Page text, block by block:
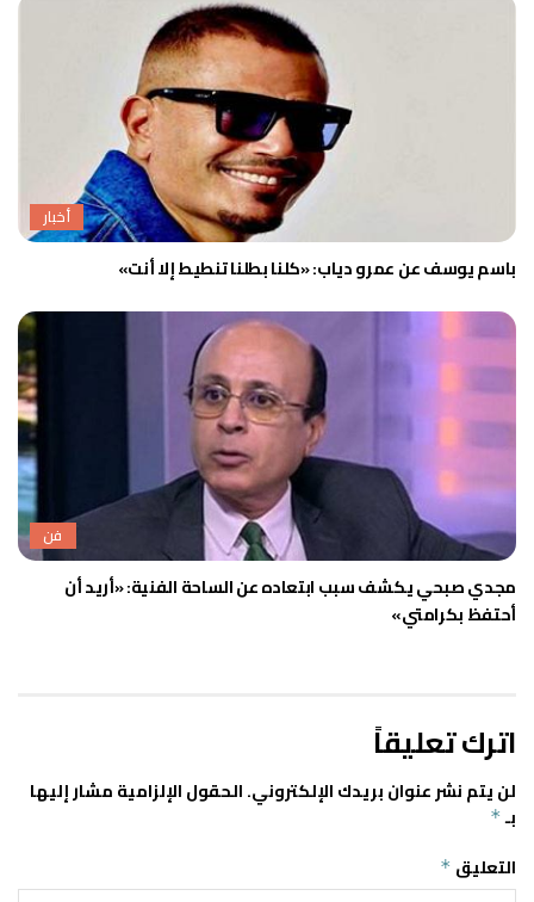
أخبار
باسم يوسف عن عمرو دياب: «كلنا بطلنا تنطيط إلا أنت»
فن
مجدي صبحي يكشف سبب ابتعاده عن الساحة الفنية: «أريد أن
أحتفظ بكرامتي»
اترك تعليقاً
لن يتم نشر عنوان بريدك الإلكتروني.الحقول الإلزامية مشار إليها
بـ *
التعليق *